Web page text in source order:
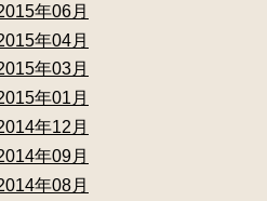
年06月
年04月
年03月
年01月
年12月
年09月
年08月